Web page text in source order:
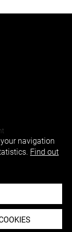
navigation
Find out